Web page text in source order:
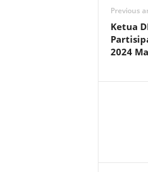
Previous
Ketua
2024